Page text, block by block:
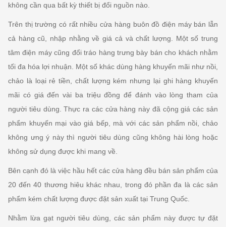
không cần qua bất kỳ thiết bị đổi nguồn nào.
Trên thị trường có rất nhiều cửa hàng buôn đồ điện máy bán lẫn
cả hàng cũ, nhập nhằng về giá cả và chất lượng. Một số trung
tâm điện máy cũng đổi tráo hàng trưng bày bán cho khách nhằm
tối đa hóa lợi nhuận. Một số khác dùng hàng khuyến mãi như nồi,
chảo là loại rẻ tiền, chất lượng kém nhưng lại ghi hàng khuyến
mãi có giá đến vài ba triệu đồng để đánh vào lòng tham của
người tiêu dùng. Thực ra các cửa hàng này đã cộng giá các sản
phẩm khuyến mại vào giá bếp, mà với các sản phẩm nồi, chảo
không ưng ý này thì người tiêu dùng cũng không hài lòng hoặc
không sử dụng được khi mang về.
Bên cạnh đó là việc hầu hết các cửa hàng đều bán sản phẩm của
20 đến 40 thương hiêu khác nhau, trong đó phần đa là các sản
phẩm kém chất lượng được đặt sản xuất tại Trung Quốc.
Nhằm lừa gạt người tiêu dùng, các sản phẩm này được tự đặt